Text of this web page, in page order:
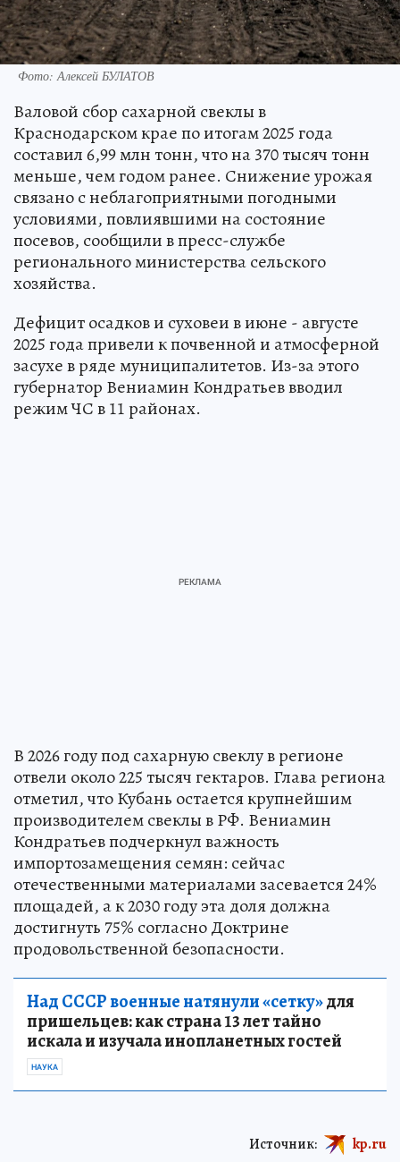
Фото: Алексей БУЛАТОВ
Валовой сбор сахарной свеклы в
Краснодарском крае по итогам 2025 года
составил 6,99 млн тонн, что на 370 тысяч тонн
меньше, чем годом ранее. Снижение урожая
связано с неблагоприятными погодными
условиями, повлиявшими на состояние
посевов, сообщили в пресс-службе
регионального министерства сельского
хозяйства.
Дефицит осадков и суховеи в июне - августе
2025 года привели к почвенной и атмосферной
засухе в ряде муниципалитетов. Из-за этого
губернатор Вениамин Кондратьев вводил
режим ЧС в 11 районах.
В 2026 году под сахарную свеклу в регионе
отвели около 225 тысяч гектаров. Глава региона
отметил, что Кубань остается крупнейшим
производителем свеклы в РФ. Вениамин
Кондратьев подчеркнул важность
импортозамещения семян: сейчас
отечественными материалами засевается 24%
площадей, а к 2030 году эта доля должна
достигнуть 75% согласно Доктрине
продовольственной безопасности.
Над СССР военные натянули «сетку»для
пришельцев: как страна 13 лет тайно
искала и изучала инопланетных гостей
НАУКА
Источник: kp.ru